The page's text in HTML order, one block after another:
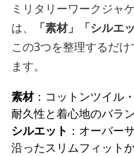
ミリタリーワークジャ
は、
「素材」「シルエ
この3つを整理するだ
ます。
素材：コットンツイル
耐久性と着心地のバラ
シルエット ：オーバー
沿ったスリムフィット